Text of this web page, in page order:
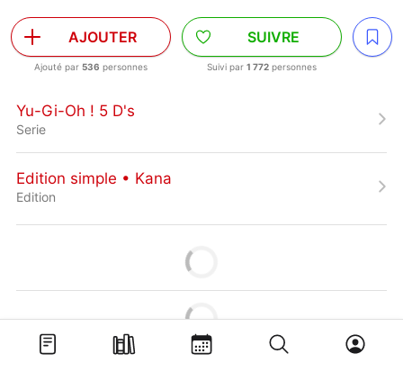
AJOUTER
Ajouté par 536 personnes
SUIVRE
Suivi par 1 772 personnes
Yu-Gi-Oh ! 5 D's
Serie
Edition simple • Kana
Edition